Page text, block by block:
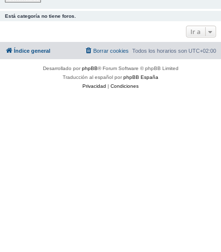
Está categoría no tiene foros.
Ir a
Índice general Todos los horarios son UTC+02:00
Borrar cookies
Desarrollado porphpBB® Forum Software © phpBB Limited
Traducción al español porphpBB España
Privacidad | Condiciones